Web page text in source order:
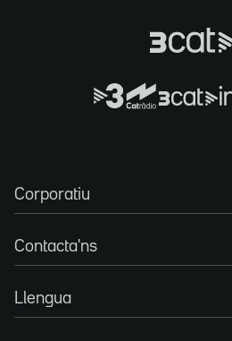
Corporatiu
Contacta'ns
Llengua